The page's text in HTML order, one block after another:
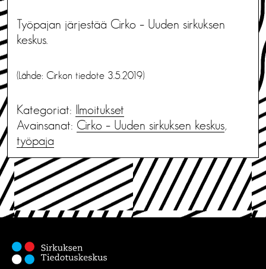
Työpajan järjestää Cirko – Uuden sirkuksen
keskus.
(Lähde: Cirkon tiedote 3.5.2019)
Kategoriat: Ilmoitukset
Avainsanat: Cirko – Uuden sirkuksen keskus,
työpaja